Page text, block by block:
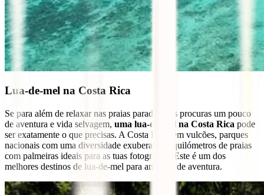
Lua-de-mel na Costa Rica
Se para além de relaxar nas praias paradisíacas procuras um pouco
de aventura e vida selvagem, uma lua-de-mel na Costa Rica pode
ser exatamente o que precisas. A Costa Rica tem vulcões, parques
nacionais com uma diversidade exuberante e quilómetros de praias
com palmeiras ideais para as tuas fotografias. Este é um dos
melhores destinos de lua-de-mel para amantes de aventura.